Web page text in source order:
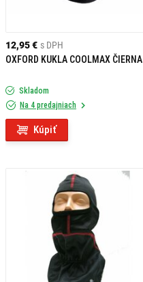
12,95 € s DPH
OXFORD KUKLA COOLMAX ČIERNA
Skladom
Na 4 predajniach
Kúpiť